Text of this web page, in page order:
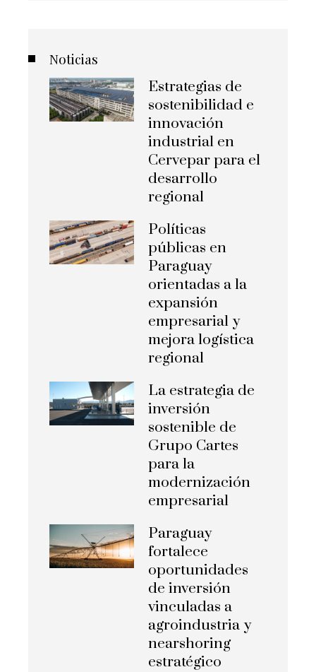
Noticias
Estrategias de
sostenibilidad e
innovación
industrial en
Cervepar para el
desarrollo
regional
Políticas
públicas en
Paraguay
orientadas a la
expansión
empresarial y
mejora logística
regional
La estrategia de
inversión
sostenible de
Grupo Cartes
para la
modernización
empresarial
Paraguay
fortalece
oportunidades
de inversión
vinculadas a
agroindustria y
nearshoring
estratégico